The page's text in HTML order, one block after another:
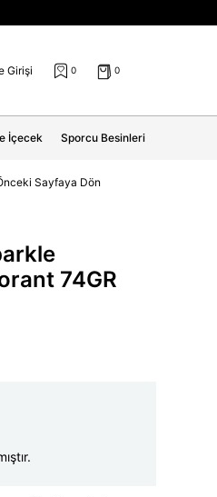
Girişi 0 0
İçecek Sporcu Besinleri
Sayfaya Dön
74GR